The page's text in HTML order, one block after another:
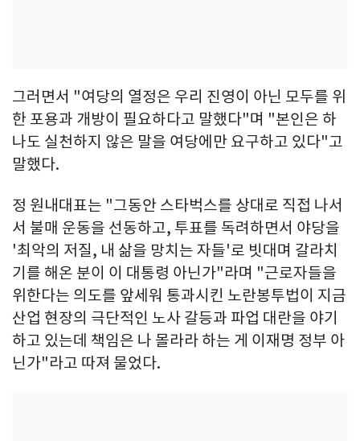
그러면서 "여당의 열정은 우리 진영이 아닌 모두를 위
한 포용과 개방이 필요하다고 말했다"며 "본인은 하
나도 실천하지 않은 말을 여당에만 요구하고 있다"고
말했다.
정 원내대표는 "그동안 스타벅스를 상대로 직접 나서
서 불매 운동을 선동하고, 투표를 독려하면서 야당을
'최악의 저질, 내 삶을 망치는 자들'로 빗대며 갈라치
기를 해온 분이 이 대통령 아닌가"라며 "근로자들을
위한다는 의도를 앞세워 통과시킨 노란봉투법이 지금
산업 현장의 극단적인 노사 갈등과 파업 대란을 야기
하고 있는데 책임은 나 몰라라 하는 게 이재명 정부 아
닌가"라고 따져 물었다.